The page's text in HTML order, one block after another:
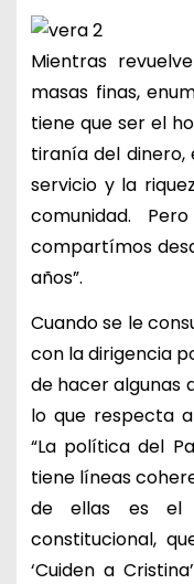
Mientras
masas finas,
tiene que ser el
tiranía del
servicio y la
comunidad.
compartímos
años”.
Cuando se le
con la dirigencia
de hacer algunas
lo que respecta
“La política del
tiene líneas
de ellas es el
constitucional,
‘Cuiden a